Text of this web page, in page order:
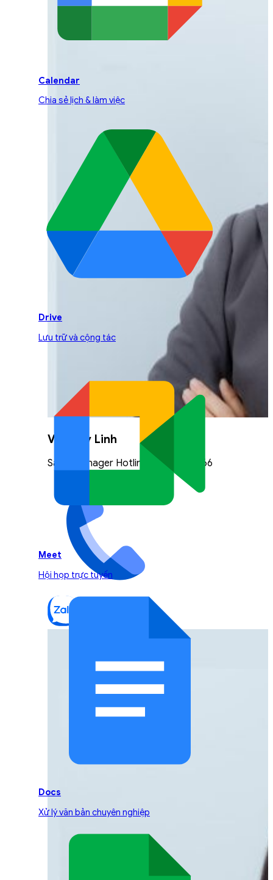
Vũ Thuỳ Linh
Sales Manager Hotline: 0842.999.666
Calendar
Chia sẻ lịch & làm việc
Drive
Lưu trữ và cộng tác
Meet
Hội họp trực tuyến
Docs
Xử lý văn bản chuyên nghiệp